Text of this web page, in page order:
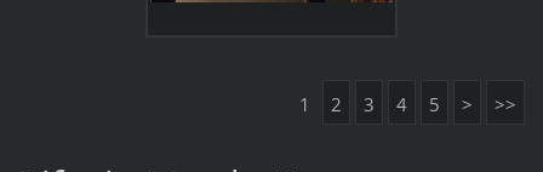
1 2 3 4 5 > >>